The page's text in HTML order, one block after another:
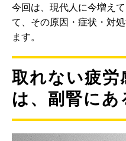
今回は、現代人に今増え
て、その原因・症状・対
ます。
取れない疲労
は、副腎にあ